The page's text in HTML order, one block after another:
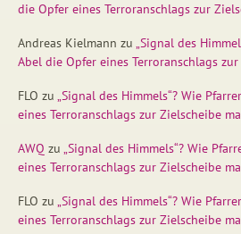
die Opfer eines Terroranschlags zur
Andreas Kielmann zu „Signal des
Abel die Opfer eines Terroranschlags
FLO zu „Signal des Himmels“? Wie
eines Terroranschlags zur Zielscheibe
AWQ zu „Signal des Himmels“? Wie
eines Terroranschlags zur Zielscheibe
FLO zu „Signal des Himmels“? Wie
eines Terroranschlags zur Zielscheibe